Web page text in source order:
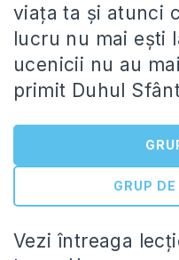
viața ta și atunci
lucru nu mai ești
ucenicii nu au
primit Duhul
GRUP
Vezi întreaga